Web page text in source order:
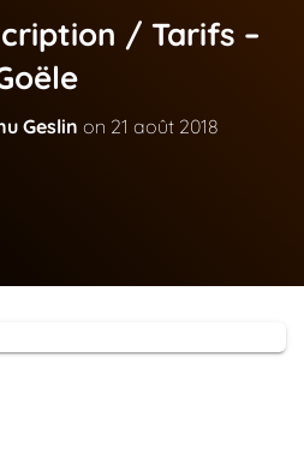
/ Tarifs –
Geslin on 21 août 2018